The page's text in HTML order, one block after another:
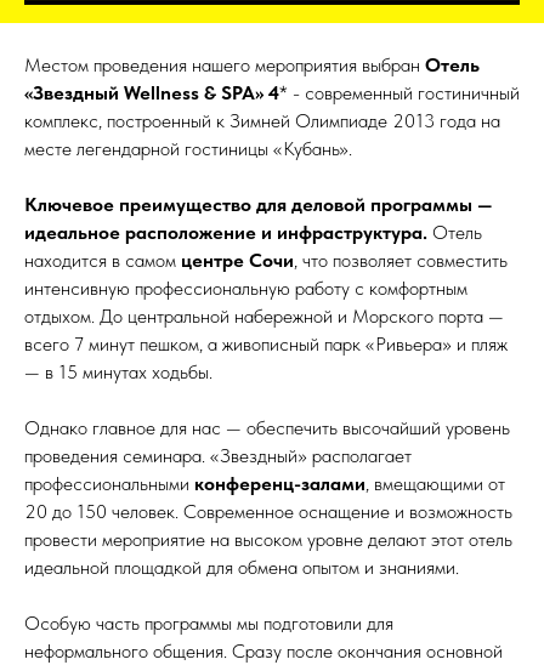
Местом проведения нашего мероприятия выбран Отель
«Звездный Wellness & SPA» 4* - современный гостиничный
комплекс, построенный к Зимней Олимпиаде 2013 года на
месте легендарной гостиницы «Кубань».
Ключевое преимущество для деловой программы —
идеальное расположение и инфраструктура. Отель
находится в самом центре Сочи , что позволяет совместить
интенсивную профессиональную работу с комфортным
отдыхом. До центральной набережной и Морского порта —
всего 7 минут пешком, а живописный парк «Ривьера» и пляж
— в 15 минутах ходьбы.
Однако главное для нас — обеспечить высочайший уровень
проведения семинара. «Звездный» располагает
профессиональными конференц-залами , вмещающими от
20 до 150 человек. Современное оснащение и возможность
провести мероприятие на высоком уровне делают этот отель
идеальной площадкой для обмена опытом и знаниями.
Особую часть программы мы подготовили для
неформального общения. Сразу после окончания основной